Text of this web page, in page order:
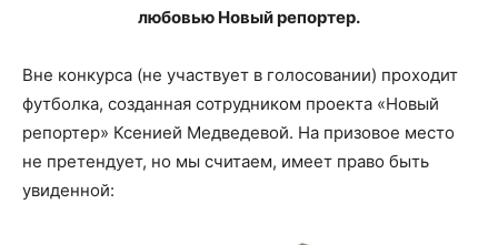
любовью Новый репортер.
Вне конкурса (не участвует в голосовании) проходит
футболка, созданная сотрудником проекта «Новый
репортер» Ксенией Медведевой. На призовое место
не претендует, но мы считаем, имеет право быть
увиденной: